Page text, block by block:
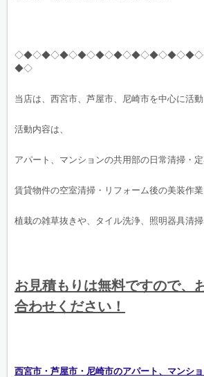
◆◇
当店は、西宮市、芦屋市、尼崎市を中心に活動
活動内容は、
アパート、マンションの共用部の日常清掃・定
賃貸物件の空室清掃・リフォーム後の美装作業
植栽の雑草抜きや、タイル洗浄、照明器具清掃
お見積もりは無料ですので、
合わせください！
西宮市・芦屋市・尼崎市のアパート、マンショ